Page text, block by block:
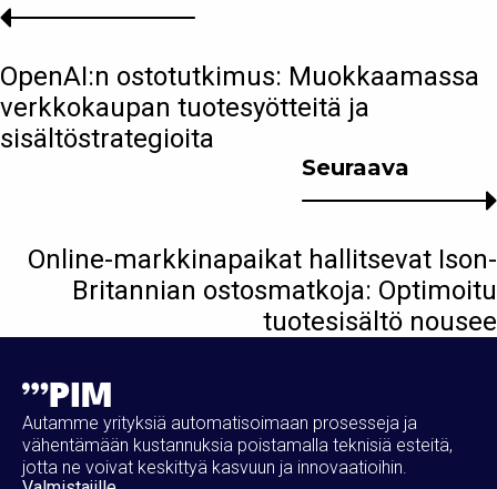
Seuraava
Online-markkinapaikat hallitsevat Ison-
Britannian ostosmatkoja: Optimoitu
tuotesisältö nousee
OpenAI:n ostotutkimus: Muokkaamassa
verkkokaupan tuotesyötteitä ja
sisältöstrategioita
Autamme yrityksiä automatisoimaan prosesseja ja
vähentämään kustannuksia poistamalla teknisiä esteitä,
jotta ne voivat keskittyä kasvuun ja innovaatioihin.